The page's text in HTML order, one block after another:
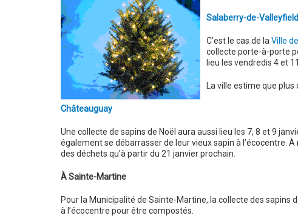
Salaberry-de-Valleyfield
C’est le cas de la Ville
collecte porte-à-porte
lieu les vendredis 4 et
La ville estime que
Châteauguay
Une collecte de sapins de Noël aura aussi lieu les 7, 8 et 9
également se débarrasser de leur vieux sapin à l’écocentre.
des déchets qu’à partir du 21 janvier prochain.
À Sainte-Martine
Pour la Municipalité de Sainte-Martine, la collecte des sapins
à l’écocentre pour être compostés.